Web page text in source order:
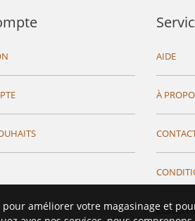
AIDE
À
améliorer votre magasinage et